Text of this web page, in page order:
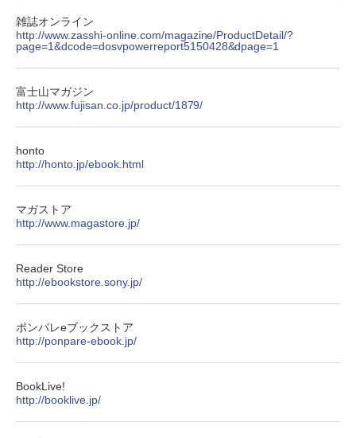
雑誌オンライン
http://www.zasshi-online.com/magazine/ProductDetail/?
page=1&dcode=dosvpowerreport5150428&dpage=1
富士山マガジン
http://www.fujisan.co.jp/product/1879/
honto
http://honto.jp/ebook.html
マガストア
http://www.magastore.jp/
Reader Store
http://ebookstore.sony.jp/
ポンパレeブックストア
http://ponpare-ebook.jp/
BookLive!
http://booklive.jp/